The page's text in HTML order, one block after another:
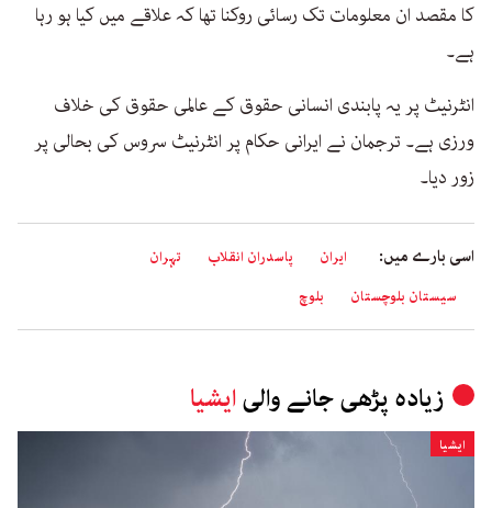
کا مقصد ان معلومات تک رسائی روکنا تھا کہ علاقے میں کیا ہو رہا
ہے۔
انٹرنیٹ پر یہ پابندی انسانی حقوق کے عالمی حقوق کی خلاف
ورزی ہے۔ ترجمان نے ایرانی حکام پر انٹرنیٹ سروس کی بحالی پر
زور دیا۔
اسی بارے میں: ایران پاسدران انقلاب
تہران
سیستان بلوچستان
بلوچ
زیادہ پڑھی جانے والیایشیا
ایشیا